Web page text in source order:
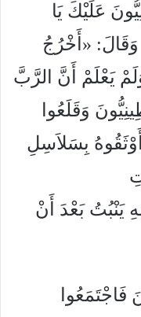
عَلَيْكَ يَا
«أَخْرُجُ
يَعْلَمْ أَنَّ الرَّبَّ
وَقَلَعُوا
بِسَلاَسِلِ
رَأْسِهِ يَنْبُتُ بَعْدَ أَنْ
فَاجْتَمَعُوا